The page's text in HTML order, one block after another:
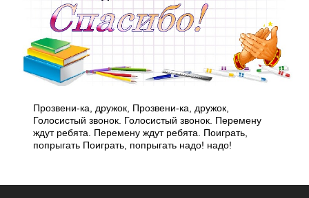
Прозвени-ка, дружок, Прозвени-ка, дружок,
Голосистый звонок. Голосистый звонок. Перемену
ждут ребята. Перемену ждут ребята. Поиграть,
попрыгать Поиграть, попрыгать надо! надо!